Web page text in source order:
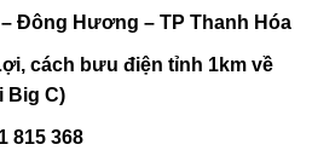
Đông Hương – TP Thanh Hóa
cách bưu điện tỉnh 1km về
Big C)
815 368